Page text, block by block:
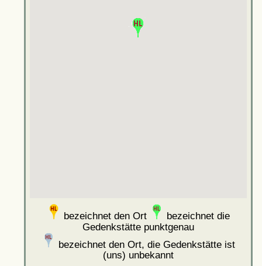
bezeichnet den Ort
bezeichnet die
Gedenkstätte punktgenau
bezeichnet den Ort, die Gedenkstätte ist
(uns) unbekannt